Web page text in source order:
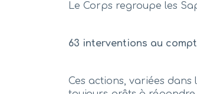
Le Corps regroupe les
63 interventions au
Ces actions, variées